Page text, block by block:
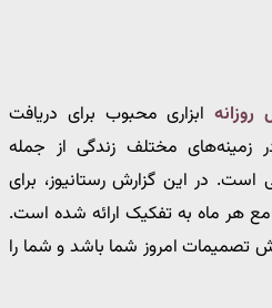
روزانهابزاری محبوب برای دریافت
زمینه‌های مختلف زندگی از جمله
در این گزارش رستانیوز، برای
هر ماه به تفکیک ارائه شده است.
تصمیمات امروز شما باشد و شما را